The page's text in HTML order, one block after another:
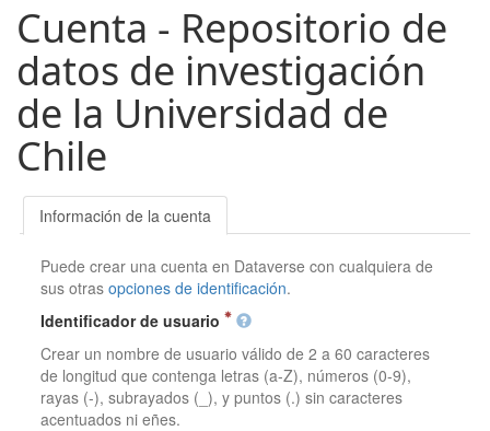
Cuenta - Repositorio de
datos de investigación
de la Universidad de
Chile
Información de la cuenta
Puede crear una cuenta en Dataverse con cualquiera de
sus otrasopciones de identificación.
Identificador de usuario
Crear un nombre de usuario válido de 2 a 60 caracteres
de longitud que contenga letras (a-Z), números (0-9),
rayas (-), subrayados (_), y puntos (.) sin caracteres
acentuados ni eñes.